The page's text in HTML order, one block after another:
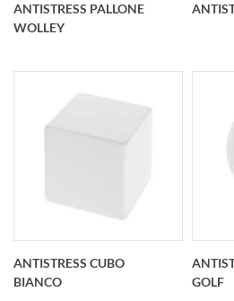
antistress pallone
wolley personalizzato
O 40 mm
ANTISTRESS PALLONE
WOLLEY
ANTISTRESS CUBO
BIANCO
GOLF